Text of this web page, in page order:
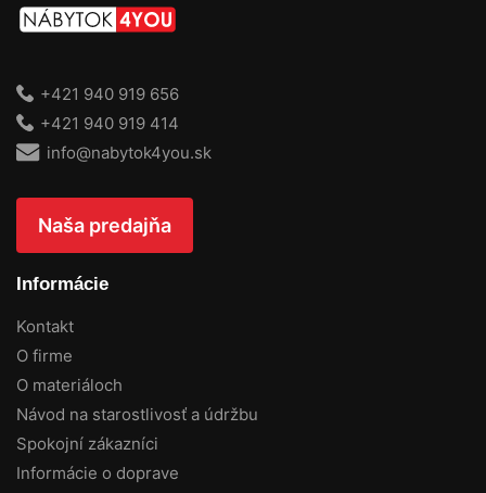
+421 940 919 656
+421 940 919 414
info@nabytok4you.sk
Naša predajňa
Informácie
Kontakt
O firme
O materiáloch
Návod na starostlivosť a údržbu
Spokojní zákazníci
Informácie o doprave